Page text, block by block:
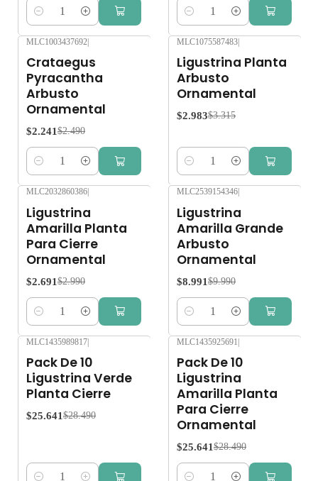
Cantidad Cantidad
MLC1003437692
Crataegus
Pyracantha
Arbusto
Ornamental
$2.241 $2.490
Cantidad
MLC1075587483
Ligustrina Planta
Arbusto
Ornamental
$2.983$3.315
Cantidad
MLC2032860386
Ligustrina
Amarilla Planta
Para Cierre
Ornamental
$2.691 $2.990
Cantidad
MLC2539154346
Ligustrina
Amarilla Grande
Arbusto
Ornamental
$8.991 $9.990
Cantidad
MLC1435989817|
Pack De 10
Ligustrina Verde
Planta Cierre
$25.641 $28.490
MLC1435925691 |
Pack De 10
Ligustrina
Amarilla Planta
Para Cierre
Ornamental
$25.641 $28.490